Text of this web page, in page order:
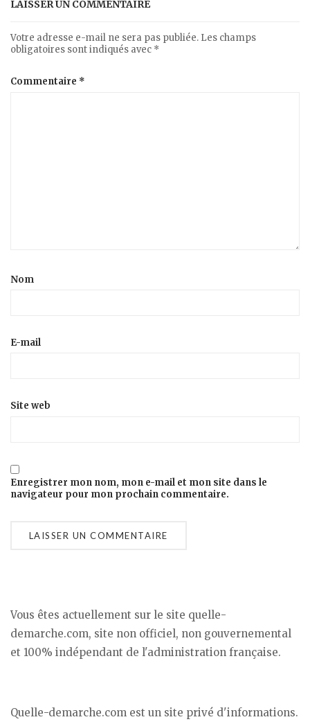
LAISSER UN COMMENTAIRE
Votre adresse e-mail ne sera pas publiée. Les champs
obligatoires sont indiqués avec *
Commentaire *
Nom
E-mail
Site web
Enregistrer mon nom, mon e-mail et mon site dans le
navigateur pour mon prochain commentaire.
Vous êtes actuellement sur le site quelle-
demarche.com, site non officiel, non gouvernemental
et 100% indépendant de l'administration française.
Quelle-demarche.com est un site privé d'informations.